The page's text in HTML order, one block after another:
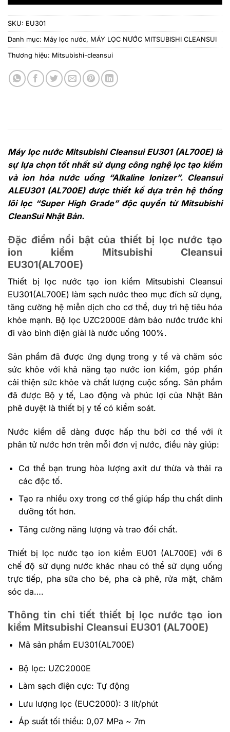
SKU: EU301
Danh mục: Máy lọc nước, MÁY LỌC NƯỚC MITSUBISHI CLEANSUI
Thương hiệu: Mitsubishi-cleansui
Máy lọc nước Mitsubishi Cleansui EU301 (AL700E) là
sự lựa chọn tốt nhất sử dụng công nghệ lọc tạo kiềm
và ion hóa nước uống “Alkaline Ionizer”. Cleansui
ALEU301 (AL700E) được thiết kế dựa trên hệ thống
lõi lọc “Super High Grade” độc quyền từ Mitsubishi
CleanSui Nhật Bản.
Đặc điểm nổi bật của thiết bị lọc nước tạo
ion kiềm Mitsubishi Cleansui
EU301(AL700E)
Thiết bị lọc nước tạo ion kiềm Mitsubishi Cleansui
EU301(AL700E) làm sạch nước theo mục đích sử dụng,
tăng cường hệ miễn dịch cho cơ thể, duy trì hệ tiêu hóa
khỏe mạnh. Bộ lọc UZC2000E đảm bảo nước trước khi
đi vào bình điện giải là nước uống 100%.
Sản phẩm đã được ứng dụng trong y tế và chăm sóc
sức khỏe với khả năng tạo nước ion kiềm, góp phần
cải thiện sức khỏe và chất lượng cuộc sống. Sản phẩm
đã được Bộ y tế, Lao động và phúc lợi của Nhật Bản
phê duyệt là thiết bị y tế có kiểm soát.
Nước kiềm dễ dàng được hấp thu bởi cơ thể với ít
phân tử nước hơn trên mỗi đơn vị nước, điều này giúp:
Cơ thể bạn trung hòa lượng axit dư thừa và thải ra
các độc tố.
Tạo ra nhiều oxy trong cơ thể giúp hấp thu chất dinh
dưỡng tốt hơn.
Tăng cường năng lượng và trao đổi chất.
Thiết bị lọc nước tạo ion kiềm EU01 (AL700E) với 6
chế độ sử dụng nước khác nhau có thể sử dụng uống
trực tiếp, pha sữa cho bé, pha cà phê, rửa mặt, chăm
sóc da….
Thông tin chi tiết thiết bị lọc nước tạo ion
kiềm Mitsubishi Cleansui EU301 (AL700E)
Mã sản phẩm EU301(AL700E)
Bộ lọc: UZC2000E
Làm sạch điện cực: Tự động
Lưu lượng lọc (EUC2000): 3 lít/phút
Áp suất tối thiểu: 0,07 MPa ~ 7m